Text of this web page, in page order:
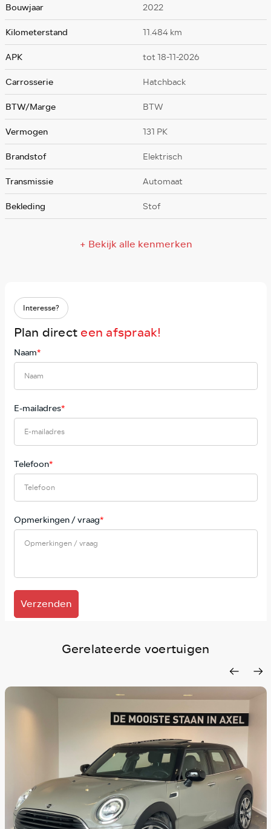
Bouwjaar
2022
Kilometerstand
11.484 km
APK
tot 18-11-2026
Carrosserie
Hatchback
BTW/Marge
BTW
Vermogen
131 PK
Brandstof
Elektrisch
Transmissie
Automaat
Bekleding
Stof
+ Bekijk alle kenmerken
Interesse?
Plan directeen afspraak!
Naam*
E-mailadres*
Telefoon*
Opmerkingen / vraag*
Verzenden
Gerelateerde voertuigen